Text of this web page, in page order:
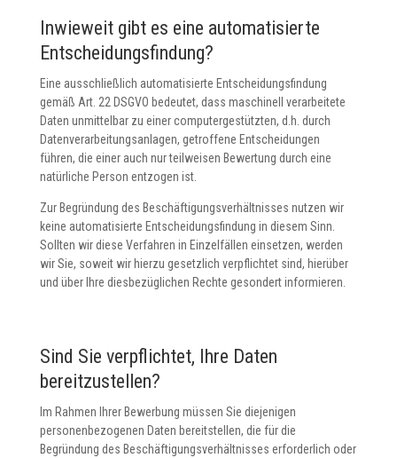
Inwieweit gibt es eine automatisierte
Entscheidungsfindung?
Eine ausschließlich automatisierte Entscheidungsfindung
gemäß Art. 22 DSGVO bedeutet, dass maschinell verarbeitete
Daten unmittelbar zu einer computergestützten, d.h. durch
Datenverarbeitungsanlagen, getroffene Entscheidungen
führen, die einer auch nur teilweisen Bewertung durch eine
natürliche Person entzogen ist.
Zur Begründung des Beschäftigungsverhältnisses nutzen wir
keine automatisierte Entscheidungsfindung in diesem Sinn.
Sollten wir diese Verfahren in Einzelfällen einsetzen, werden
wir Sie, soweit wir hierzu gesetzlich verpflichtet sind, hierüber
und über Ihre diesbezüglichen Rechte gesondert informieren.
Sind Sie verpflichtet, Ihre Daten
bereitzustellen?
Im Rahmen Ihrer Bewerbung müssen Sie diejenigen
personenbezogenen Daten bereitstellen, die für die
Begründung des Beschäftigungsverhältnisses erforderlich oder